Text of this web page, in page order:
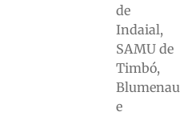
de
Indaial,
SAMU de
Timbó,
Blumenau
e